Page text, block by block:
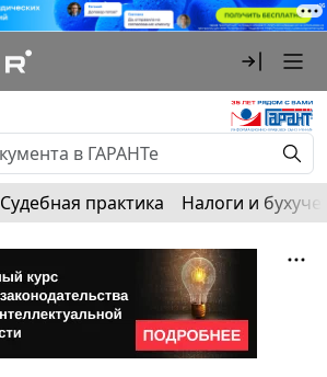
Судебная практика Налоги и